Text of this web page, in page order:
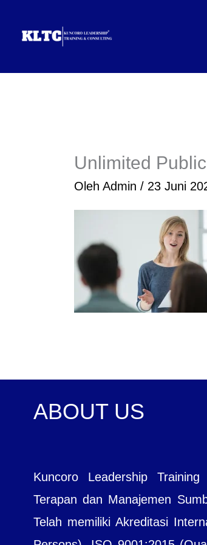
Unlimited
Oleh Admin / 23 Juni
ABOUT US
Kuncoro Leadership
Terapan dan Manajemen
Telah memiliki Akreditasi